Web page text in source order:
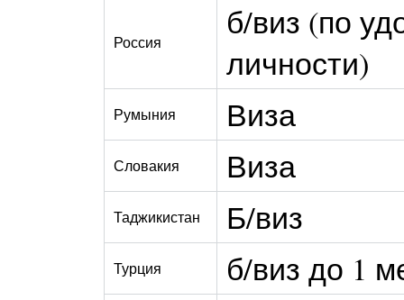
Россия
б/виз (по
личности)
Румыния Виза
Словакия Виза
Таджикистан Б/виз
Турция б/виз до 1